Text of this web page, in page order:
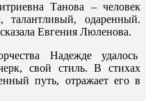
Танова – человек
талантливый, одаренный.
Евгения Люленова.
Надежде удалось
свой стиль. В стихах
путь, отражает его в